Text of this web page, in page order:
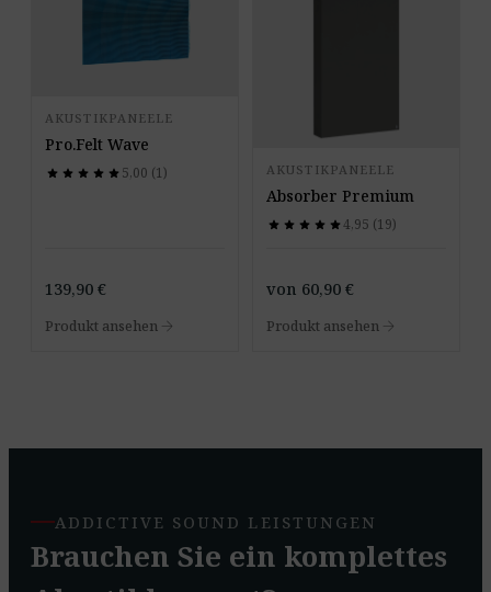
AKUSTIKPANEELE
Pro.Felt Wave
star star star star star
star star star star star 5,00 (1)
139,90 €
Produkt ansehen arrow_forward
AKUSTIKPANEELE
Absorber Premium
star star star star star
star star star star star4,95 (19)
von 60,90 €
Produkt ansehen arrow_forward
ADDICTIVE SOUND LEISTUNGEN
Brauchen Sie ein komplettes